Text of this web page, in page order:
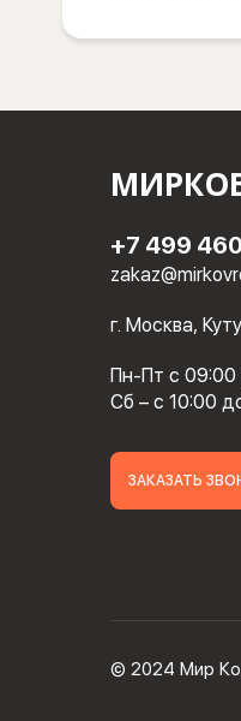
+7 499
г. Москва,
Пн-Пт с 09:00
Сб – с 10:00
ЗАКАЗАТЬ
© 2024 Мир